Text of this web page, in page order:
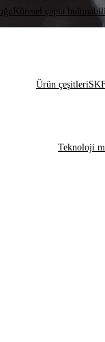
Küresel çapta
Ürün çeşitleri
Teknoloji